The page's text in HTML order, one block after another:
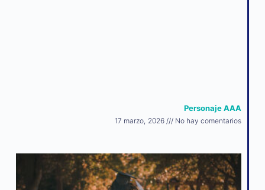
Personaje AAA
17 marzo, 2026 No hay comentarios